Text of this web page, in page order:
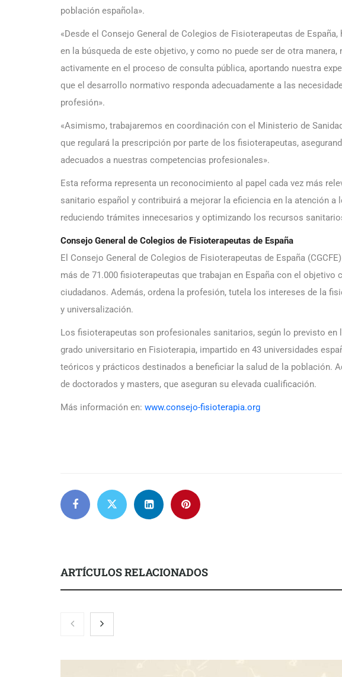
población española».
«Desde el Consejo General de Colegios de Fisioterapeutas de
en la búsqueda de este objetivo, y como no puede ser de otra
activamente en el proceso de consulta pública, aportando nuestra
que el desarrollo normativo responda adecuadamente a las
profesión».
«Asimismo, trabajaremos en coordinación con el Ministerio de
que regulará la prescripción por parte de los fisioterapeutas,
adecuados a nuestras competencias profesionales».
Esta reforma representa un reconocimiento al papel cada vez más
sanitario español y contribuirá a mejorar la eficiencia en la atención a
reduciendo trámites innecesarios y optimizando los recursos
Consejo General de Colegios de Fisioterapeutas de España
El Consejo General de Colegios de Fisioterapeutas de España
más de 71.000 fisioterapeutas que trabajan en España con el objetivo
ciudadanos. Además, ordena la profesión, tutela los intereses de la
y universalización.
Los fisioterapeutas son profesionales sanitarios, según lo previsto en
grado universitario en Fisioterapia, impartido en 43 universidades
teóricos y prácticos destinados a beneficiar la salud de la población.
de doctorados y masters, que aseguran su elevada cualificación.
Más información en: www.consejo-fisioterapia.org
ARTÍCULOS RELACIONADOS
Zoomex mejora su Strategy Center
con herramientas avanzadas para